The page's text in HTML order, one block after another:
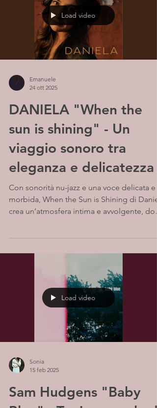
Load video
Emanuele
24 ott 2025
DANIELA "When the
sun is shining" - Un
viaggio sonoro tra
eleganza e delicatezza
Con sonorità nu-jazz e una voce delicata e
morbida, When the Sun is Shining di
crea un’atmosfera intima e avvolgente,
Load video
Sonia
15 feb 2025
Sam Hudgens "Baby